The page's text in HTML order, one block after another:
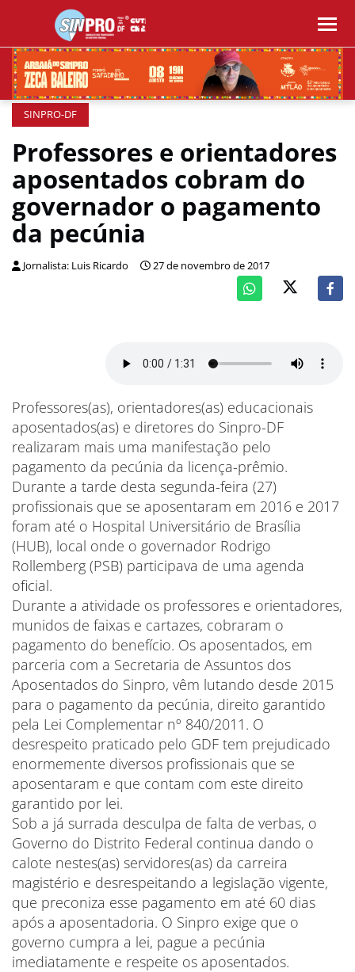
SINPRO-DF
Professores e orientadores
aposentados cobram do
governador o pagamento
da pecúnia
Jornalista: Luis Ricardo 27 de novembro de 2017
Professores(as), orientadores(as) educacionais
aposentados(as) e diretores do Sinpro-DF
realizaram mais uma manifestação pelo
pagamento da pecúnia da licença-prêmio.
Durante a tarde desta segunda-feira (27)
profissionais que se aposentaram em 2016 e 2017
foram até o Hospital Universitário de Brasília
(HUB), local onde o governador Rodrigo
Rollemberg (PSB) participava de uma agenda
oficial.
Durante a atividade os professores e orientadores,
munidos de faixas e cartazes, cobraram o
pagamento do benefício. Os aposentados, em
parceria com a Secretaria de Assuntos dos
Aposentados do Sinpro, vêm lutando desde 2015
para o pagamento da pecúnia, direito garantido
pela Lei Complementar nº 840/2011. O
desrespeito praticado pelo GDF tem prejudicado
enormemente diversos profissionais que se
aposentaram e que contam com este direito
garantido por lei.
Sob a já surrada desculpa de falta de verbas, o
Governo do Distrito Federal continua dando o
calote nestes(as) servidores(as) da carreira
magistério e desrespeitando a legislação vigente,
que preconiza esse pagamento em até 60 dias
após a aposentadoria. O Sinpro exige que o
governo cumpra a lei, pague a pecúnia
imediatamente e respeite os aposentados.